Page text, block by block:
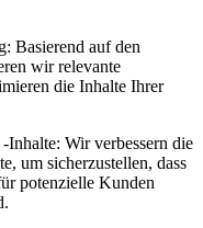
Basierend auf den
wir relevante
die Inhalte Ihrer
Wir verbessern die
um sicherzustellen, dass
potenzielle Kunden